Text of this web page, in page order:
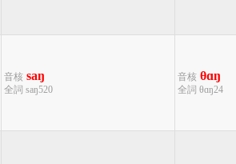
音核 saŋ
全詞 saŋ520
音核 θɑŋ
全詞 θɑŋ24